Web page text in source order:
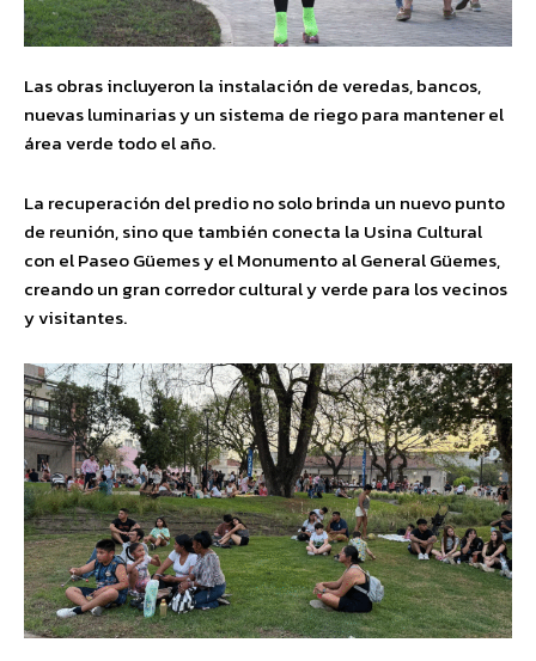
Las obras incluyeron la instalación de veredas, bancos,
nuevas luminarias y un sistema de riego para mantener el
área verde todo el año.
La recuperación del predio no solo brinda un nuevo punto
de reunión, sino que también conecta la Usina Cultural
con el Paseo Güemes y el Monumento al General Güemes,
creando un gran corredor cultural y verde para los vecinos
y visitantes.